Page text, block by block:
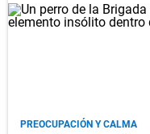
PREOCUPACIÓN Y CALMA